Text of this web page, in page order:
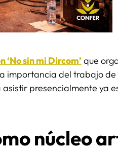
‘No sin mi Dircom’ que
importancia del trabajo de
presencialmente ya
núcleo